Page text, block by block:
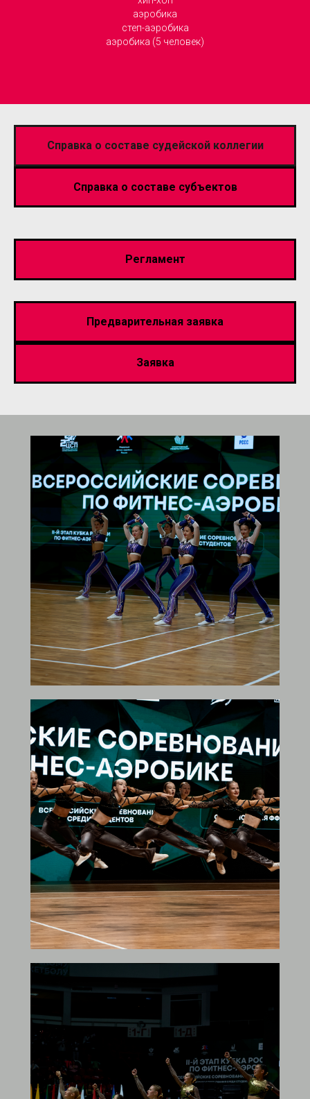
аэробика
степ-аэробика
аэробика (5 человек)
Справка о составе судейской коллегии
Справка о составе субъектов
Регламент
Предварительная заявка
Заявка